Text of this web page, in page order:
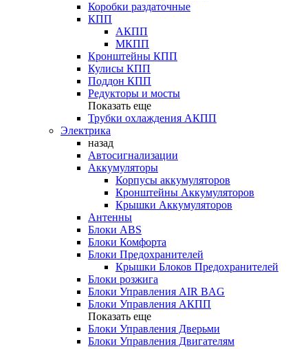
Коробки раздаточные
КПП
АКПП
МКПП
Кронштейны КПП
Кулисы КПП
Поддон КПП
Редукторы и мосты
Показать еще
Трубки охлаждения АКПП
Электрика
назад
Автосигнализации
Аккумуляторы
Корпусы аккумуляторов
Кронштейны Аккумуляторов
Крышки Аккумуляторов
Антенны
Блоки ABS
Блоки Комфорта
Блоки Предохранителей
Крышки Блоков Предохранителей
Блоки розжига
Блоки Управления AIR BAG
Блоки Управления АКПП
Показать еще
Блоки Управления Дверьми
Блоки Управления Двигателям